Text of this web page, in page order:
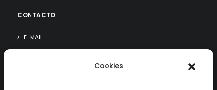
Cookies
CONTACTO
E-MAIL